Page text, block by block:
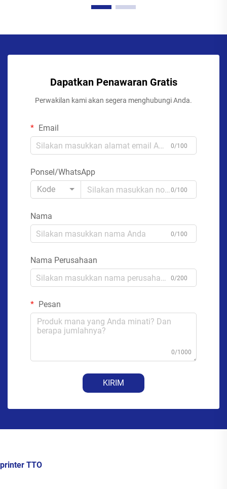
Dapatkan Penawaran Gratis
Perwakilan kami akan segera menghubungi Anda.
Email
0/100
Ponsel/WhatsApp
Kode
0/100
Nama
0/100
Nama Perusahaan
0/200
Pesan
0/1000
KIRIM
printer TTO